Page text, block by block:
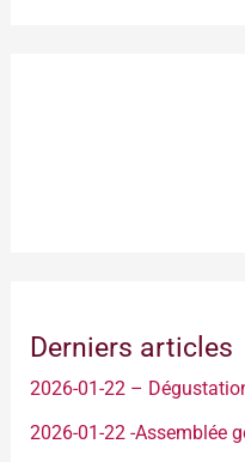
Derniers articles
2026-01-22 –
2026-01-22 -Assemblée